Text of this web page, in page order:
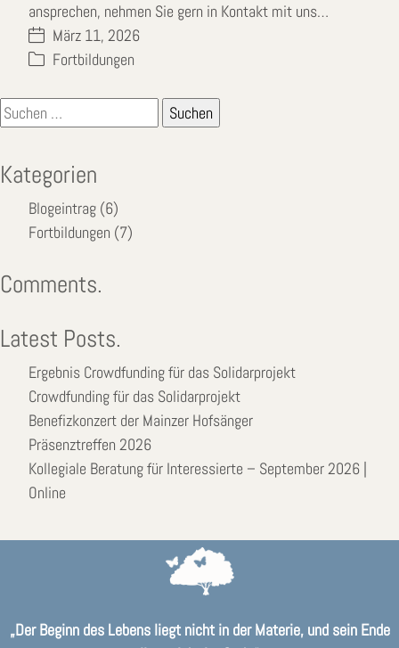
ansprechen, nehmen Sie gern in Kontakt mit uns…
März 11, 2026
Fortbildungen
Suchen
nach:
Kategorien
Blogeintrag (6)
Fortbildungen (7)
Comments.
Latest Posts.
Ergebnis Crowdfunding für das Solidarprojekt
Crowdfunding für das Solidarprojekt
Benefizkonzert der Mainzer Hofsänger
Präsenztreffen 2026
Kollegiale Beratung für Interessierte – September 2026 |
Online
„Der Beginn des Lebens liegt nicht in der Materie, und sein Ende